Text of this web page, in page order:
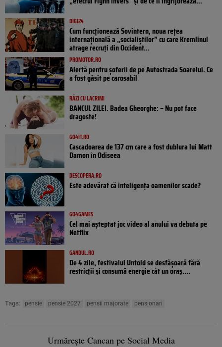
DIGI24
Cum funcționează Sovintern, noua rețea
internațională a „socialiștilor” cu care Kremlinul
atrage recruți din Occident...
PROMOTOR.RO
Alertă pentru șoferii de pe Autostrada Soarelui. Ce
a fost găsit pe carosabil
RÂZI CU LACRIMI
BANCUL ZILEI. Badea Gheorghe: – Nu pot face
dragoste!
GO4IT.RO
Cascadoarea de 137 cm care a fost dublura lui Matt
Damon în Odiseea
DESCOPERA.RO
Este adevărat că inteligența oamenilor scade?
GO4GAMES
Cel mai așteptat joc video al anului va debuta pe
Netflix
GANDUL.RO
De 4 zile, festivalul Untold se desfășoară fără
restricții și consumă energie cât un oraș....
Tags: pensie pensie 2027 pensii majorate pensionari
Urmărește Cancan pe Social Media